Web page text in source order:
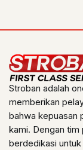
Stroban adalah
memberikan
bahwa kepuasan
kami. Dengan
berdedikasi